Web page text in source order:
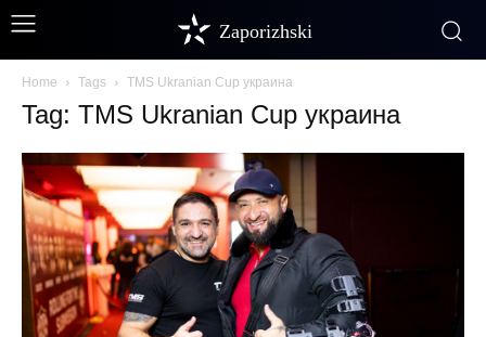
Zaporizhski
Home Tags TMS Ukranian Cup украина
Tag: TMS Ukranian Cup украина